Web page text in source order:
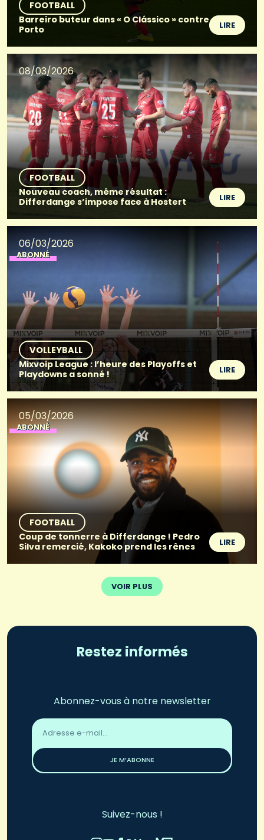
FOOTBALL
Barreiro buteur dans « O Clássico » contre
Porto
LIRE
08/03/2026
FOOTBALL
Nouveau coach, même résultat :
Differdange s’impose face à Hostert
LIRE
06/03/2026
ABONNÉ
VOLLEYBALL
Mixvoip League : l’heure des Playoffs et
Playdowns a sonné !
LIRE
05/03/2026
ABONNÉ
FOOTBALL
Coup de tonnerre à Differdange ! Pedro
Silva remercié, Kakoko prend les rênes
LIRE
VOIR PLUS
Restez informés
Abonnez-vous à notre newsletter
Adresse
email
JE M’ABONNE
Suivez-nous !